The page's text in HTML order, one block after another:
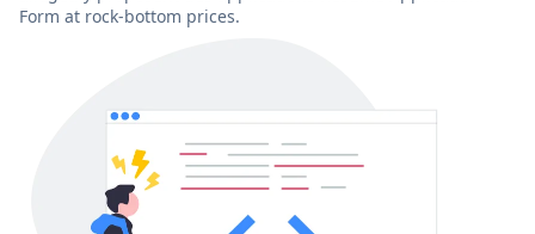
Form at rock-bottom prices.